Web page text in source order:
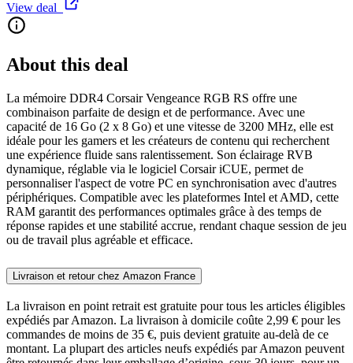
View deal
About this deal
La mémoire DDR4 Corsair Vengeance RGB RS offre une
combinaison parfaite de design et de performance. Avec une
capacité de 16 Go (2 x 8 Go) et une vitesse de 3200 MHz, elle est
idéale pour les gamers et les créateurs de contenu qui recherchent
une expérience fluide sans ralentissement. Son éclairage RVB
dynamique, réglable via le logiciel Corsair iCUE, permet de
personnaliser l'aspect de votre PC en synchronisation avec d'autres
périphériques. Compatible avec les plateformes Intel et AMD, cette
RAM garantit des performances optimales grâce à des temps de
réponse rapides et une stabilité accrue, rendant chaque session de jeu
ou de travail plus agréable et efficace.
Livraison et retour chez Amazon France
La livraison en point retrait est gratuite pour tous les articles éligibles
expédiés par Amazon. La livraison à domicile coûte 2,99 € pour les
commandes de moins de 35 €, puis devient gratuite au-delà de ce
montant. La plupart des articles neufs expédiés par Amazon peuvent